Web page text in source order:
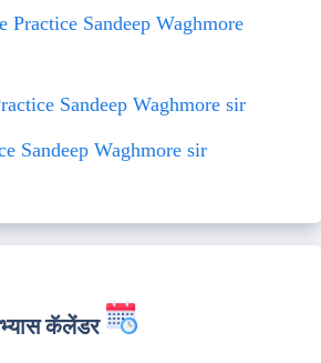
Practice Sandeep Waghmore
Sandeep Waghmore sir
Sandeep Waghmore sir
कॅलेंडर